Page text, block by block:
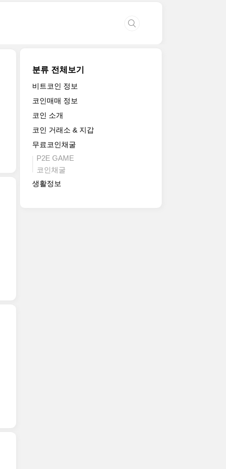
분류 전체보기
비트코인 정보
코인매매 정보
코인 소개
코인 거래소 & 지갑
무료코인채굴
P2E GAME
코인채굴
생활정보